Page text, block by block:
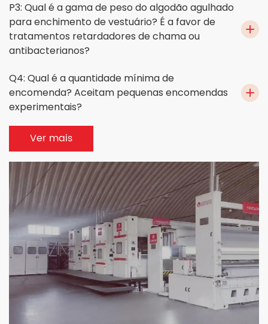
P3: Qual é a gama de peso do algodão agulhado
para enchimento de vestuário? É a favor de
tratamentos retardadores de chama ou
antibacterianos?
Q4: Qual é a quantidade mínima de
encomenda? Aceitam pequenas encomendas
experimentais?
Ver mais